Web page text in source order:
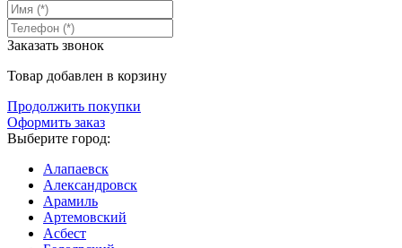
Заказать звонок
Товар добавлен в корзину
Продолжить покупки
Оформить заказ
Выберите город:
Алапаевск
Александровск
Арамиль
Артемовский
Асбест